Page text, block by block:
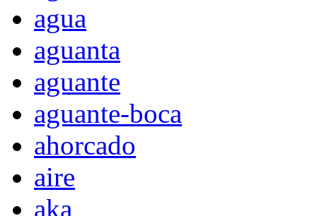
agua
aguanta
aguante
aguante-boca
ahorcado
aire
aka